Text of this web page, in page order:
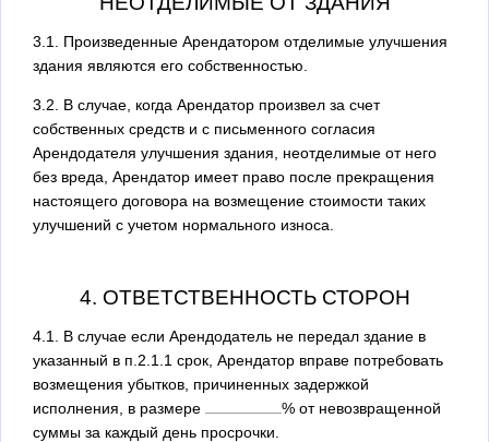
3.1. Произведенные Арендатором отделимые улучшения
здания являются его собственностью.
3.2. В случае, когда Арендатор произвел за счет
собственных средств и с письменного согласия
Арендодателя улучшения здания, неотделимые от него
без вреда, Арендатор имеет право после прекращения
настоящего договора на возмещение стоимости таких
улучшений с учетом нормального износа.
4. ОТВЕТСТВЕННОСТЬ СТОРОН
4.1. В случае если Арендодатель не передал здание в
указанный в п.2.1.1 срок, Арендатор вправе потребовать
возмещения убытков, причиненных задержкой
исполнения, в размере
% от невозвращенной
суммы за каждый день просрочки.